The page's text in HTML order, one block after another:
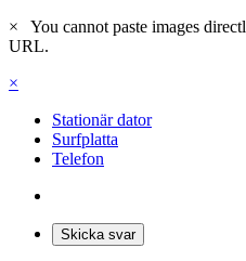
×
You cannot paste images
URL.
×
Stationär dator
Surfplatta
Telefon
Skicka svar